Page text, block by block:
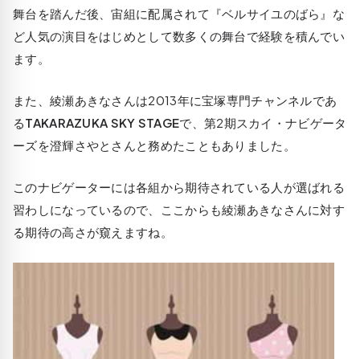
舞台を踏んだ後、宙組に配属されて『ベルサイユのばら』な
ど人気の演目をはじめとして数多くの舞台で経験を積んでい
ます。
また、綾瀬あきなさんは2013年に宝塚専門チャンネルであ
るTAKARAZUKA SKY STAGEで、第2期スカイ・ナビゲータ
ーズを澄輝さやとさんと務めたこともありました。
このナビゲーターには各組から期待されている人が選ばれる
習わしになっているので、ここからも綾瀬あきなさんに対す
る期待の高さが窺えますね。